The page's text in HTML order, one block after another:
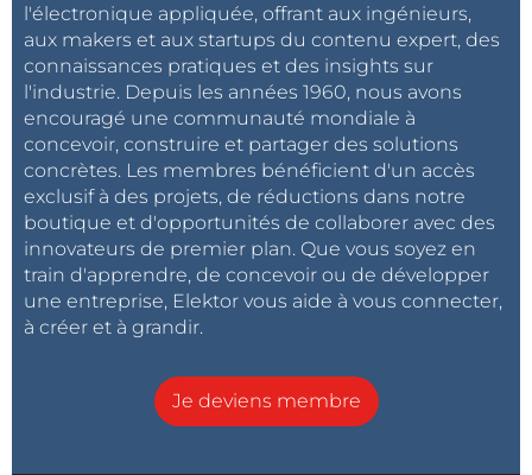
l'électronique appliquée, offrant aux ingénieurs,
aux makers et aux startups du contenu expert, des
connaissances pratiques et des insights sur
l'industrie. Depuis les années 1960, nous avons
encouragé une communauté mondiale à
concevoir, construire et partager des solutions
concrètes. Les membres bénéficient d'un accès
exclusif à des projets, de réductions dans notre
boutique et d'opportunités de collaborer avec des
innovateurs de premier plan. Que vous soyez en
train d'apprendre, de concevoir ou de développer
une entreprise, Elektor vous aide à vous connecter,
à créer et à grandir.
Je deviens membre